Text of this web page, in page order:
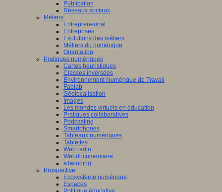
Publication
Réseaux sociaux
Métiers
Entrepreneuriat
Entreprises
Evolutions des métiers
Métiers du numérique
Orientation
Pratiques numériques
Cartes heuristiques
Classes inversées
Environnement Numérique de Travail
Fablab
Géolocalisation
Images
Les mondes virtuels en éducation
Pratiques collaboratives
Podcasting
Smartphones
Tableaux numériques
Tablettes
Web radio
Webdocumentaire
eTwinning
Prospective
Ecosystème numérique
Espaces